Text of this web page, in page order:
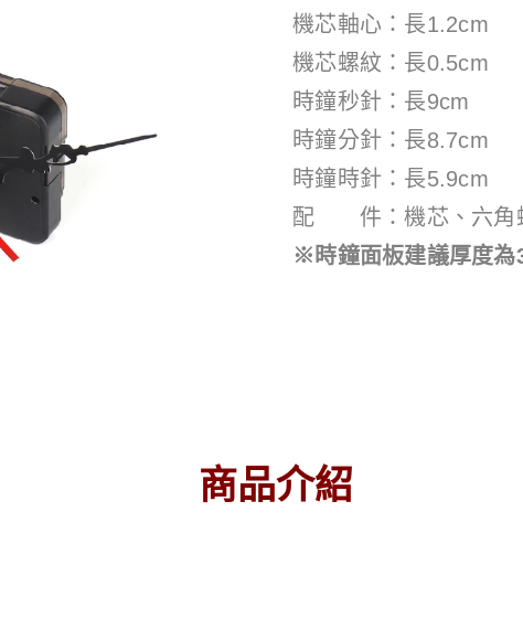
機芯軸心：長1.2cm
機芯螺紋：長0.5cm
時鐘秒針：長9cm
時鐘分針：長8.7cm
時鐘時針：長5.9cm
配 件：機芯、六角
※時鐘面板建議厚度為
商品介紹